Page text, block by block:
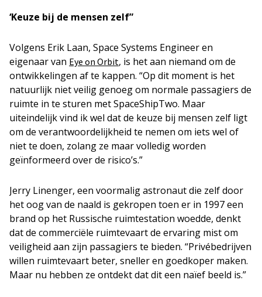
‘Keuze bij de mensen zelf”
Volgens Erik Laan, Space Systems Engineer en
eigenaar van Eye on Orbit, is het aan niemand om de
ontwikkelingen af te kappen. “Op dit moment is het
natuurlijk niet veilig genoeg om normale passagiers de
ruimte in te sturen met SpaceShipTwo. Maar
uiteindelijk vind ik wel dat de keuze bij mensen zelf ligt
om de verantwoordelijkheid te nemen om iets wel of
niet te doen, zolang ze maar volledig worden
geïnformeerd over de risico’s.”
Jerry Linenger, een voormalig astronaut die zelf door
het oog van de naald is gekropen toen er in 1997 een
brand op het Russische ruimtestation woedde, denkt
dat de commerciële ruimtevaart de ervaring mist om
veiligheid aan zijn passagiers te bieden. “Privébedrijven
willen ruimtevaart beter, sneller en goedkoper maken.
Maar nu hebben ze ontdekt dat dit een naïef beeld is.”